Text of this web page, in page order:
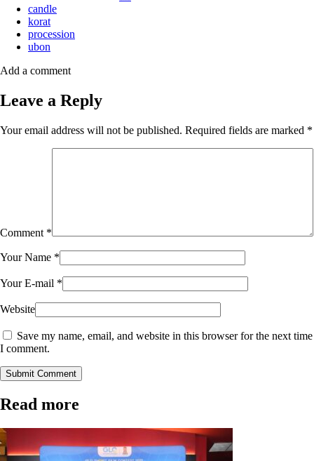
candle
korat
procession
ubon
Add a comment
Leave a Reply
Your email address will not be published. Required fields are marked *
Comment *
Your Name *
Your E-mail *
Website
Save my name, email, and website in this browser for the next time
I comment.
Submit Comment
Read more